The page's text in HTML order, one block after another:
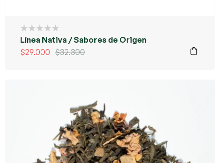
Línea Nativa / Sabores de Origen
$32.300
$29.000